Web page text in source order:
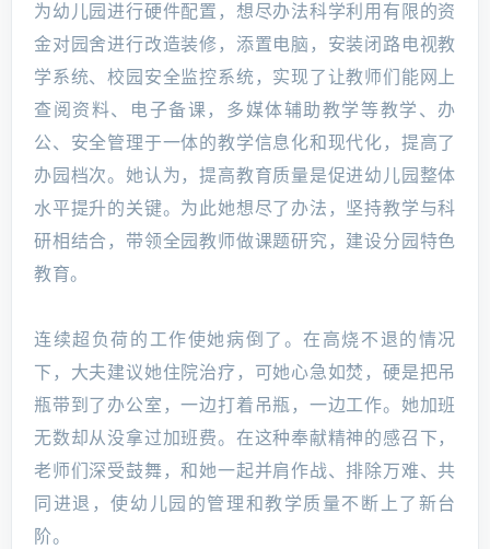
为幼儿园进行硬件配置，想尽办法科学利用有限的资
金对园舍进行改造装修，添置电脑，安装闭路电视教
学系统、校园安全监控系统，实现了让教师们能网上
查阅资料、电子备课，多媒体辅助教学等教学、办
公、安全管理于一体的教学信息化和现代化，提高了
办园档次。她认为，提高教育质量是促进幼儿园整体
水平提升的关键。为此她想尽了办法，坚持教学与科
研相结合，带领全园教师做课题研究，建设分园特色
教育。
连续超负荷的工作使她病倒了。在高烧不退的情况
下，大夫建议她住院治疗，可她心急如焚，硬是把吊
瓶带到了办公室，一边打着吊瓶，一边工作。她加班
无数却从没拿过加班费。在这种奉献精神的感召下，
老师们深受鼓舞，和她一起并肩作战、排除万难、共
同进退，使幼儿园的管理和教学质量不断上了新台
阶。